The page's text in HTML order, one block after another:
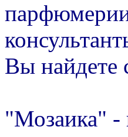
Вы найдете
"Мозаика" -